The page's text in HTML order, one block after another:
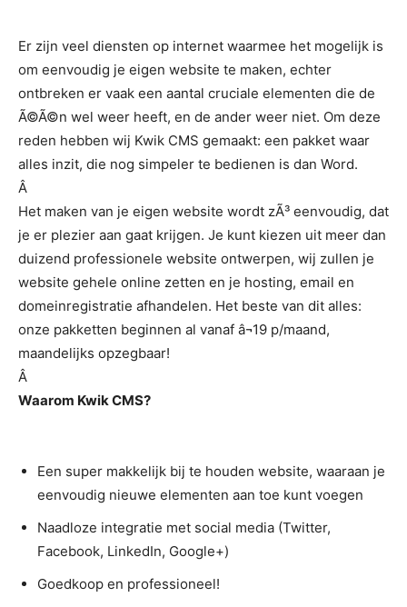
Er zijn veel diensten op internet waarmee het mogelijk is
om eenvoudig je eigen website te maken, echter
ontbreken er vaak een aantal cruciale elementen die de
Ã©Ã©n wel weer heeft, en de ander weer niet. Om deze
reden hebben wij Kwik CMS gemaakt: een pakket waar
alles inzit, die nog simpeler te bedienen is dan Word.
Â
Het maken van je eigen website wordt zÃ³ eenvoudig, dat
je er plezier aan gaat krijgen. Je kunt kiezen uit meer dan
duizend professionele website ontwerpen, wij zullen je
website gehele online zetten en je hosting, email en
domeinregistratie afhandelen. Het beste van dit alles:
onze pakketten beginnen al vanaf â¬19 p/maand,
maandelijks opzegbaar!
Â
Waarom Kwik CMS?
Een super makkelijk bij te houden website, waaraan je
eenvoudig nieuwe elementen aan toe kunt voegen
Naadloze integratie met social media (Twitter,
Facebook, LinkedIn, Google+)
Goedkoop en professioneel!